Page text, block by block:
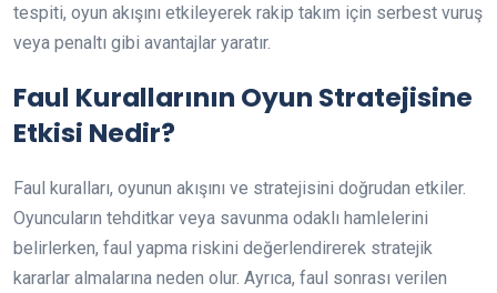
tespiti, oyun akışını etkileyerek rakip takım için serbest vuruş
veya penaltı gibi avantajlar yaratır.
Faul Kurallarının Oyun Stratejisine
Etkisi Nedir?
Faul kuralları, oyunun akışını ve stratejisini doğrudan etkiler.
Oyuncuların tehditkar veya savunma odaklı hamlelerini
belirlerken, faul yapma riskini değerlendirerek stratejik
kararlar almalarına neden olur. Ayrıca, faul sonrası verilen